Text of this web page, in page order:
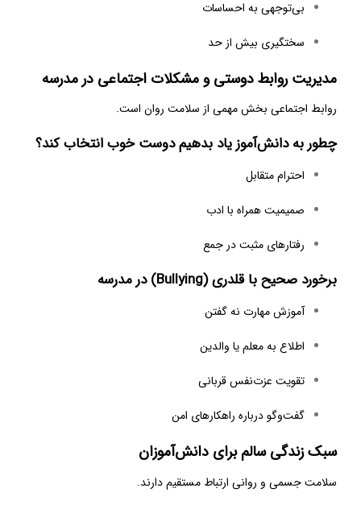
بی‌توجهی به احساسات
سختگیری بیش از حد
مدیریت روابط دوستی و مشکلات اجتماعی در مدرسه
روابط اجتماعی بخش مهمی از سلامت روان است.
چطور به دانش‌آموز یاد بدهیم دوست خوب انتخاب کند؟
احترام متقابل
صمیمیت همراه با ادب
رفتارهای مثبت در جمع
برخورد صحیح با قلدری (Bullying) در مدرسه
آموزش مهارت نه گفتن
اطلاع به معلم یا والدین
تقویت عزت‌نفس قربانی
گفت‌وگو درباره راهکارهای امن
سبک زندگی سالم برای دانش‌آموزان
سلامت جسمی و روانی ارتباط مستقیم دارند.